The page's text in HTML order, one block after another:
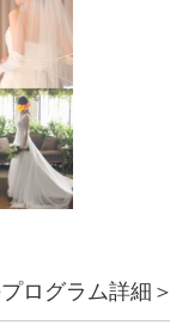
ログラム詳細＞